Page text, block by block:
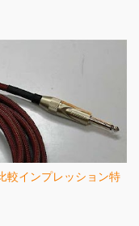
較インプレッション特